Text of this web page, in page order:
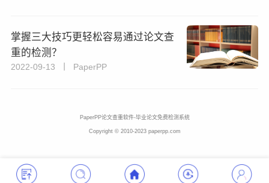
掌握三大技巧更轻松容易通过论文查
重的检测？
2022-09-13 丨 PaperPP
PaperPP论文查重软件-毕业论文免费检测系统
Copyright © 2010-2023 paperpp.com